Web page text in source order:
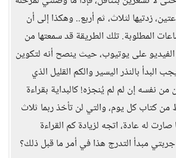
زدتيها لثلاث، ثم أربع.. وهكذا إلى أن
المطلوبة. تلك الطريقة قد سمعتها من
على يوتيوب، حيث ينصح أنه لتكوين
البدأ بالنذر اليسير والكم القليل الذي
نفسه إن لم لم يُنجزه! كالبداية بقراءة
كتاب كل يوم، والتي لن تأخذ ربما ثلاث
صارت له عادة، اتجه لزيادة كم القراءة
مبدأ التدرج هذا في أمر ما قبل ذلك؟